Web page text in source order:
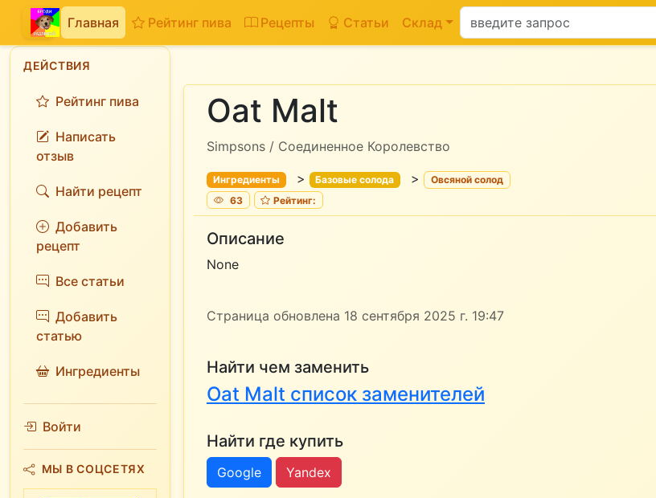
Главная Рейтинг пива Рецепты Статьи Склад
ДЕЙСТВИЯ
Рейтинг пива
Написать
отзыв
Найти рецепт
Добавить
рецепт
Все статьи
Добавить
статью
Ингредиенты
Войти
МЫ В СОЦСЕТЯХ
Oat Malt
Simpsons / Соединенное Королевство
Ингредиенты > Базовые солода > Овсяной солод
63
Рейтинг:
Описание
None
Страница обновлена 18 сентября 2025 г. 19:47
Найти чем заменить
Oat Malt список заменителей
Найти где купить
Google Yandex